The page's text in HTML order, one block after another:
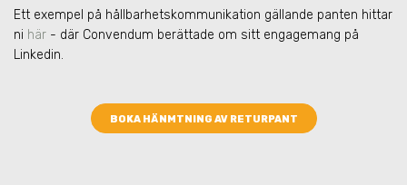
Ett exempel på hållbarhetskommunikation gällande panten hittar
ni här - där Convendum berättade om sitt engagemang på
Linkedin.
BOKA HÄNMTNING AV RETURPANT